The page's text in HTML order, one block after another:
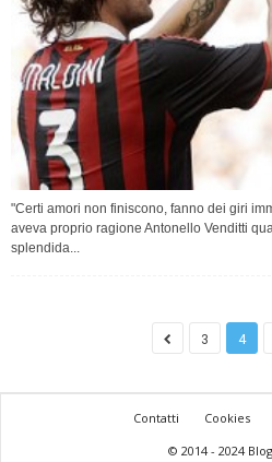
"Certi amori non finiscono, fanno dei giri
aveva proprio ragione Antonello Venditti
splendida...
3 4
Contatti Cookies
© 2014 - 2024